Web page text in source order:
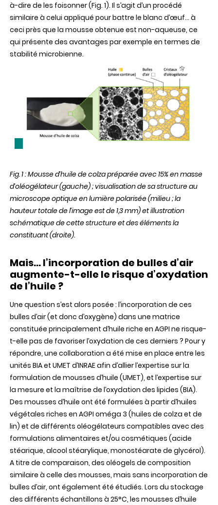
à-dire de les foisonner (Fig. 1). Il s’agit d’un procédé
similaire à celui appliqué pour battre le blanc d’œuf… à
ceci près que la mousse obtenue est non-aqueuse, ce
qui présente des avantages par exemple en termes de
stabilité microbienne.
Fig. 1 : Mousse d’huile de colza préparée avec 15% en masse
d’oléogélateur (gauche) ; visualisation de sa structure au
microscope optique en lumière polarisée (milieu ; la
hauteur totale de l’image est de 1,3 mm) et illustration
schématique de cette structure et des éléments la
constituant (droite).
Mais… l’incorporation de bulles d’air
augmente-t-elle le risque d’oxydation
de l’huile ?
Une question s’est alors posée : l’incorporation de ces
bulles d’air (et donc d’oxygène) dans une matrice
constituée principalement d’huile riche en AGPI ne risque-
t-elle pas de favoriser l’oxydation de ces derniers ? Pour y
répondre, une collaboration a été mise en place entre les
unités BIA et UMET d’INRAE afin d’allier l’expertise sur la
formulation de mousses d’huile (UMET), et l’expertise sur
la mesure et la maîtrise de l’oxydation des lipides (BIA).
Des mousses d’huile ont été formulées à partir d’huiles
végétales riches en AGPI oméga 3 (huiles de colza et de
lin) et de différents oléogélateurs compatibles avec des
formulations alimentaires et/ou cosmétiques (acide
stéarique, alcool stéarylique, monostéarate de glycérol).
A titre de comparaison, des oléogels de composition
similaire à celle des mousses, mais sans incorporation de
bulles d’air, ont également été étudiés. Lors du stockage
des différents échantillons à 25°C, les mousses d’huile